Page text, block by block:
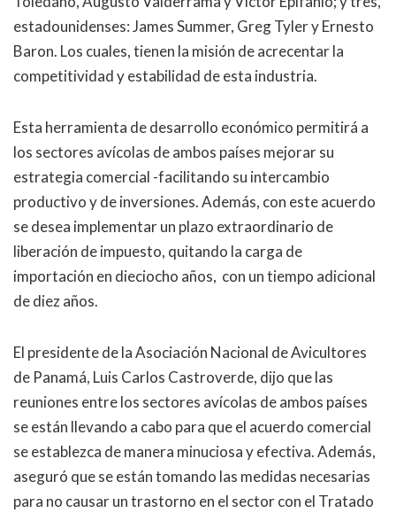
estadounidenses: James Summer, Greg Tyler y Ernesto
Baron. Los cuales, tienen la misión de acrecentar la
competitividad y estabilidad de esta industria.
Esta herramienta de desarrollo económico permitirá a
los sectores avícolas de ambos países mejorar su
estrategia comercial -facilitando su intercambio
productivo y de inversiones. Además, con este acuerdo
se desea implementar un plazo extraordinario de
liberación de impuesto, quitando la carga de
importación en dieciocho años, con un tiempo adicional
de diez años.
El presidente de la Asociación Nacional de Avicultores
de Panamá, Luis Carlos Castroverde, dijo que las
reuniones entre los sectores avícolas de ambos países
se están llevando a cabo para que el acuerdo comercial
se establezca de manera minuciosa y efectiva. Además,
aseguró que se están tomando las medidas necesarias
para no causar un trastorno en el sector con el Tratado